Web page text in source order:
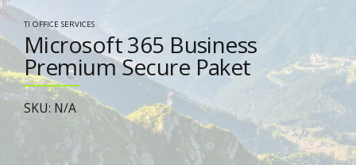
TI OFFICE SERVICES
Microsoft 365 Business
Premium Secure Paket
SKU: N/A